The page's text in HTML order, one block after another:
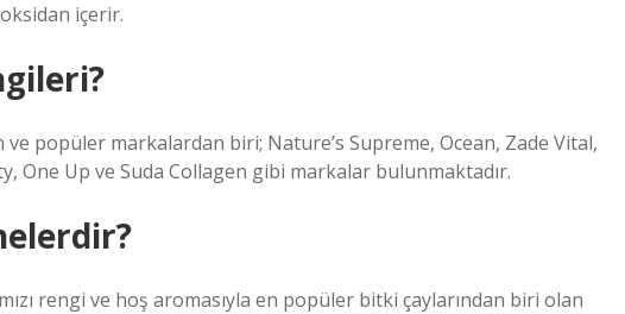
içerir.
popüler markalardan biri; Nature’s Supreme, Ocean, Zade Vital,
One Up ve Suda Collagen gibi markalar bulunmaktadır.
rengi ve hoş aromasıyla en popüler bitki çaylarından biri olan